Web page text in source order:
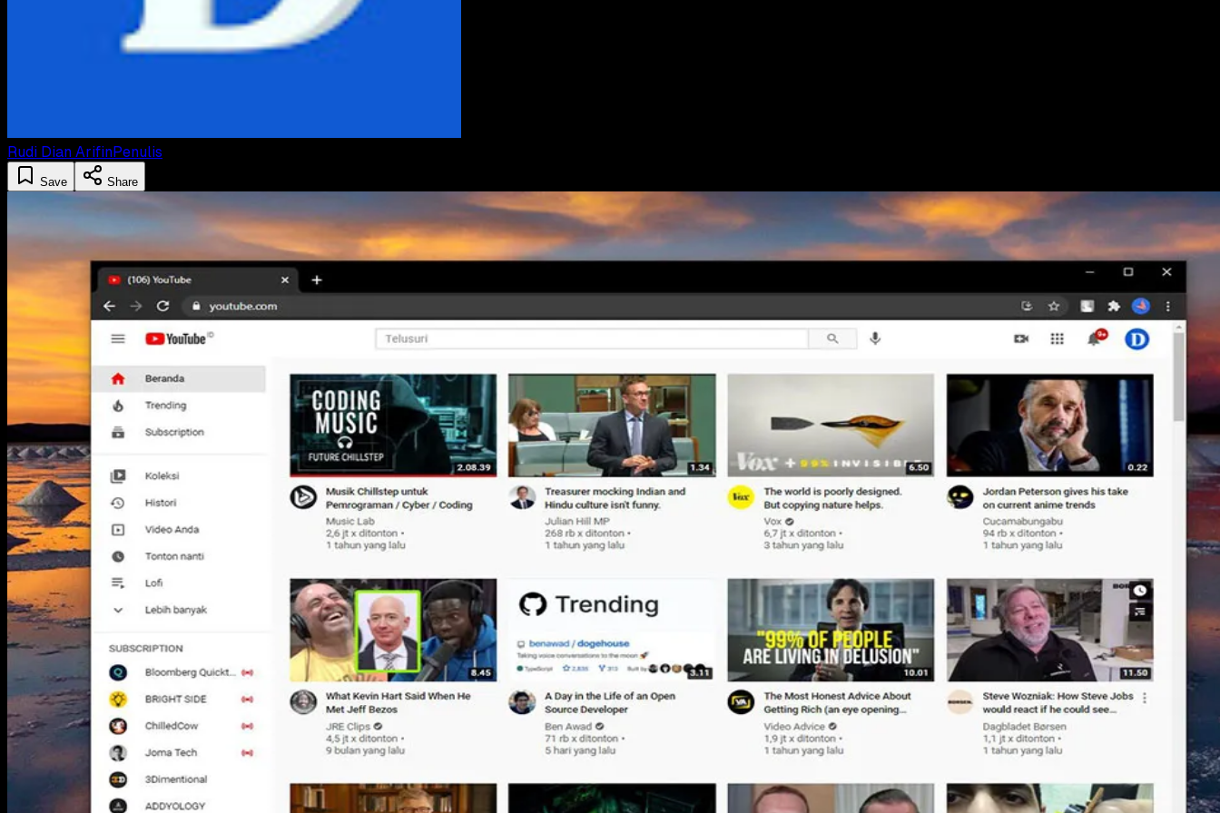
Rudi Dian ArifinPenulis
Save Share